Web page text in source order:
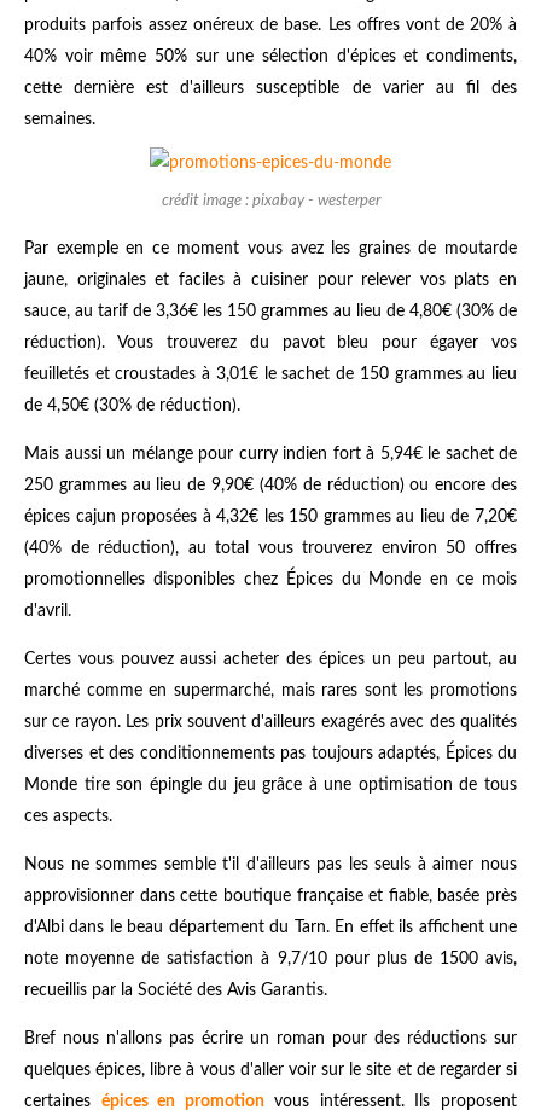
produits parfois assez onéreux de base. Les offres vont de 20% à
40% voir même 50% sur une sélection d'épices et condiments,
cette dernière est d'ailleurs susceptible de varier au fil des
semaines.
crédit image : pixabay - westerper
Par exemple en ce moment vous avez les graines de moutarde
jaune, originales et faciles à cuisiner pour relever vos plats en
sauce, au tarif de 3,36€ les 150 grammes au lieu de 4,80€ (30% de
réduction). Vous trouverez du pavot bleu pour égayer vos
feuilletés et croustades à 3,01€ le sachet de 150 grammes au lieu
de 4,50€ (30% de réduction).
Mais aussi un mélange pour curry indien fort à 5,94€ le sachet de
250 grammes au lieu de 9,90€ (40% de réduction) ou encore des
épices cajun proposées à 4,32€ les 150 grammes au lieu de 7,20€
(40% de réduction), au total vous trouverez environ 50 offres
promotionnelles disponibles chez Épices du Monde en ce mois
d'avril.
Certes vous pouvez aussi acheter des épices un peu partout, au
marché comme en supermarché, mais rares sont les promotions
sur ce rayon. Les prix souvent d'ailleurs exagérés avec des qualités
diverses et des conditionnements pas toujours adaptés, Épices du
Monde tire son épingle du jeu grâce à une optimisation de tous
ces aspects.
Nous ne sommes semble t'il d'ailleurs pas les seuls à aimer nous
approvisionner dans cette boutique française et fiable, basée près
d'Albi dans le beau département du Tarn. En effet ils affichent une
note moyenne de satisfaction à 9,7/10 pour plus de 1500 avis,
recueillis par la Société des Avis Garantis.
Bref nous n'allons pas écrire un roman pour des réductions sur
quelques épices, libre à vous d'aller voir sur le site et de regarder si
certaines épices en promotionvous intéressent. Ils proposent